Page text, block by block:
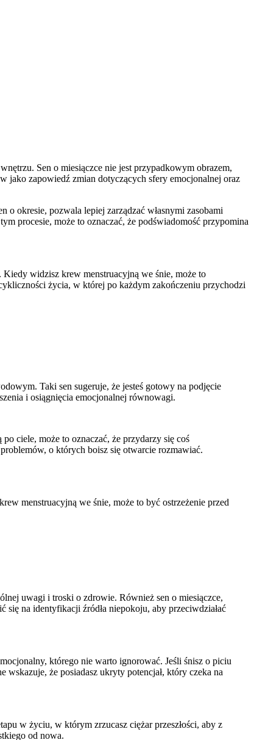
Sen o miesiączce nie jest przypadkowym obrazem,
jako zapowiedź zmian dotyczących sfery emocjonalnej oraz
okresie, pozwala lepiej zarządzać własnymi zasobami
procesie, może to oznaczać, że podświadomość przypomina
Kiedy widzisz krew menstruacyjną we śnie, może to
życia, w której po każdym zakończeniu przychodzi
Taki sen sugeruje, że jesteś gotowy na podjęcie
i osiągnięcia emocjonalnej równowagi.
ciele, może to oznaczać, że przydarzy się coś
o których boisz się otwarcie rozmawiać.
menstruacyjną we śnie, może to być ostrzeżenie przed
uwagi i troski o zdrowie. Również sen o miesiączce,
na identyfikacji źródła niepokoju, aby przeciwdziałać
którego nie warto ignorować. Jeśli śnisz o piciu
że posiadasz ukryty potencjał, który czeka na
w życiu, w którym zrzucasz ciężar przeszłości, aby z
od nowa.